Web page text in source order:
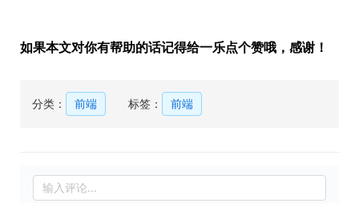
如果本文对你有帮助的话记得给一乐点个赞哦，感谢！
分类： 前端 标签： 前端